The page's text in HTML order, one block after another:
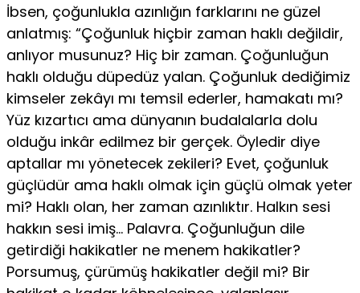
İbsen, çoğunlukla azınlığın farklarını ne güzel
anlatmış: “Çoğunluk hiçbir zaman haklı değildir,
anlıyor musunuz? Hiç bir zaman. Çoğunluğun
haklı olduğu düpedüz yalan. Çoğunluk dediğimiz
kimseler zekâyı mı temsil ederler, hamakatı mı?
Yüz kızartıcı ama dünyanın budalalarla dolu
olduğu inkâr edilmez bir gerçek. Öyledir diye
aptallar mı yönetecek zekileri? Evet, çoğunluk
güçlüdür ama haklı olmak için güçlü olmak yeter
mi? Haklı olan, her zaman azınlıktır. Halkın sesi
hakkın sesi imiş… Palavra. Çoğunluğun dile
getirdiği hakikatler ne menem hakikatler?
Porsumuş, çürümüş hakikatler değil mi? Bir